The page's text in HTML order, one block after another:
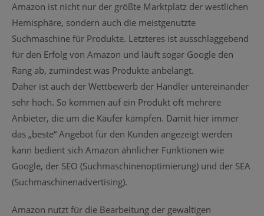
Amazon ist nicht nur der größte Marktplatz der westlichen
Hemisphäre, sondern auch die meistgenutzte
Suchmaschine für Produkte. Letzteres ist ausschlaggebend
für den Erfolg von Amazon und läuft sogar Google den
Rang ab, zumindest was Produkte anbelangt.
Daher ist auch der Wettbewerb der Händler untereinander
sehr hoch. So kommen auf ein Produkt oft mehrere
Anbieter, die um die Käufer kämpfen. Damit hier immer
das „beste“ Angebot für den Kunden angezeigt werden
kann bedient sich Amazon ähnlicher Funktionen wie
Google, der SEO (Suchmaschinenoptimierung) und der SEA
(Suchmaschinenadvertising).
Amazon nutzt für die Bearbeitung der gewaltigen